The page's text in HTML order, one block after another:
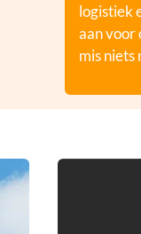
logistiek
aan voor
mis niets